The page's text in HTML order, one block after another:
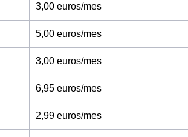
3,00 euros/mes
5,00 euros/mes
3,00 euros/mes
6,95 euros/mes
2,99 euros/mes